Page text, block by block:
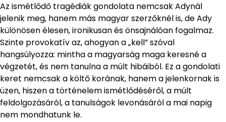
Az ismétlődő tragédiák gondolata nemcsak Adynál
jelenik meg, hanem más magyar szerzőknél is, de Ady
különösen élesen, ironikusan és önsajnálóan fogalmaz.
Szinte provokatív az, ahogyan a „kell” szóval
hangsúlyozza: mintha a magyarság maga keresné a
végzetét, és nem tanulna a múlt hibáiból. Ez a gondolati
keret nemcsak a költő korának, hanem a jelenkornak is
üzen, hiszen a történelem ismétlődéséről, a múlt
feldolgozásáról, a tanulságok levonásáról a mai napig
nem mondhatunk le.